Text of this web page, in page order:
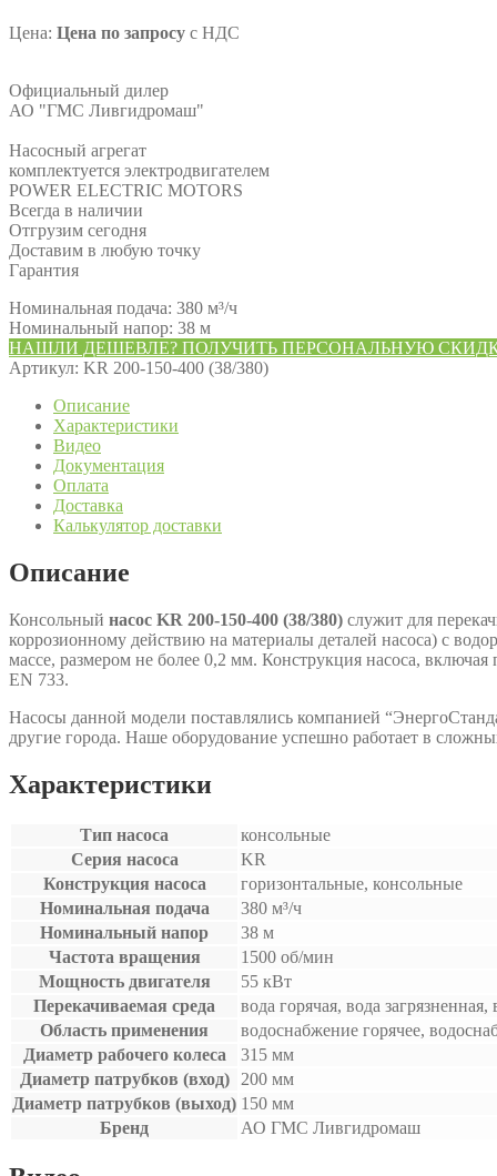
Цена: Цена по запросу с НДС
Официальный дилер
АО "ГМС Ливгидромаш"
Насосный агрегат
комплектуется электродвигателем
POWER ELECTRIC MOTORS
Всегда в наличии
Отгрузим сегодня
Доставим в любую точку
Гарантия
Номинальная подача: 380 м³/ч
Номинальный напор: 38 м
НАШЛИ ДЕШЕВЛЕ? ПОЛУЧИТЬ ПЕРСОНАЛЬНУЮ
Артикул: KR 200-150-400 (38/380)
Описание
Характеристики
Видео
Документация
Оплата
Доставка
Калькулятор доставки
Описание
Консольный насос KR 200-150-400 (38/380) служит для
коррозионному действию на материалы деталей насоса) с
массе, размером не более 0,2 мм. Конструкция насоса,
EN 733.
Насосы данной модели поставлялись компанией
другие города. Наше оборудование успешно работает в
Характеристики
Тип насоса
консольные
Серия насоса
KR
Конструкция насоса
горизонтальные, консольные
Номинальная подача
380 м³/ч
Номинальный напор
38 м
Частота вращения
1500 об/мин
Мощность двигателя
55 кВт
Перекачиваемая среда
вода горячая, вода
Область применения
водоснабжение горячее,
Диаметр рабочего колеса
315 мм
Диаметр патрубков (вход)
200 мм
Диаметр патрубков (выход) 150 мм
Бренд
АО ГМС Ливгидромаш